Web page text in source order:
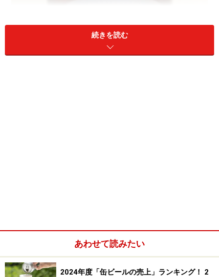
アメリカ最大のビア・フェスティバルで何度も受賞してい
る「サミュエル・アダムス・ボストン・ラガー」。全米は
もとより、世界中のビア・フェスティバルでも金賞を受賞
続きを読む
あわせて読みたい
2024年度「缶ビールの売上」ランキング！ 2